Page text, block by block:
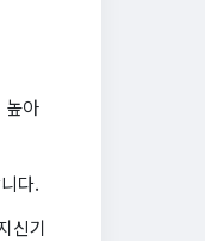
높아
다.
신기